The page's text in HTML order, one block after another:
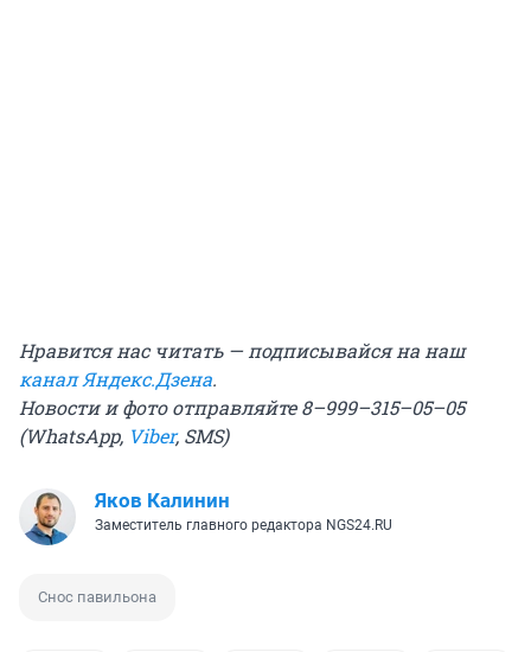
Нравится нас читать — подписывайся на наш
канал Яндекс.Дзена.
Новости и фото отправляйте 8–999–315–05–05
(WhatsApp, Viber, SMS)
Яков Калинин
Заместитель главного редактора NGS24.RU
Снос павильона